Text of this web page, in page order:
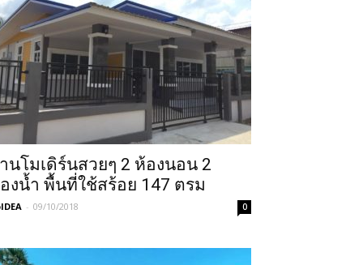
นโมเดิร์นสวยๆ 2 ห้องนอน 2
งน้ำ พื้นที่ใช้สร้อย 147 ตรม
- 09/10/2018 0